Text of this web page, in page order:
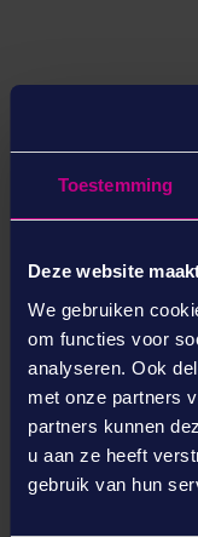
Toestemming
Deze website
We gebruiken
om functies voor
analyseren. Ook
met onze partners
partners kunnen
u aan ze heeft
gebruik van hun
Met
richt je